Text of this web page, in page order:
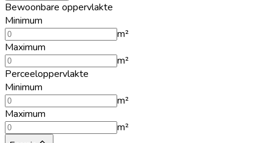
Bewoonbare oppervlakte
Minimum
m²
Maximum
m²
Perceeloppervlakte
Minimum
m²
Maximum
m²